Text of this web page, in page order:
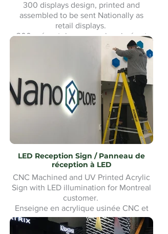
300 displays design, printed and
assembled to be sent Nationally as
retail displays.
300 présentoirs conçus, imprimés et
assemblés pour être expédiés à
l'échelle nationale comme présentoirs
de vente au détail.
LED Reception Sign / Panneau de
réception à LED
CNC Machined and UV Printed Acrylic
Sign with LED illumination for Montreal
customer.
Enseigne en acrylique usinée CNC et
imprimée UV avec éclairage LED pour
un client de Montréal. Fabrication et